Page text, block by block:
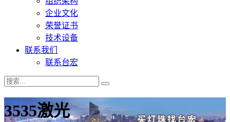
企业文化
荣誉证书
技术设备
联系我们
联系台宏
3535激光